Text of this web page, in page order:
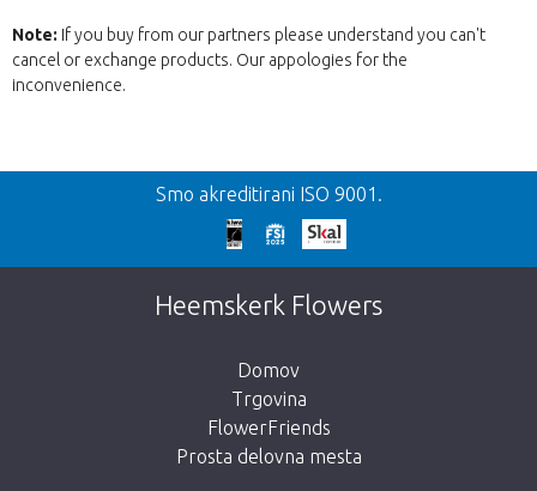
Note: If you buy from our partners please understand you can't
cancel or exchange products. Our appologies for the
inconvenience.
Nazaj
We're sorry
This page does not exist. Click on the
button below to return to the shop.
Smo akreditirani ISO 9001.
Heemskerk Flowers
Domov
Trgovina
FlowerFriends
Prosta delovna mesta